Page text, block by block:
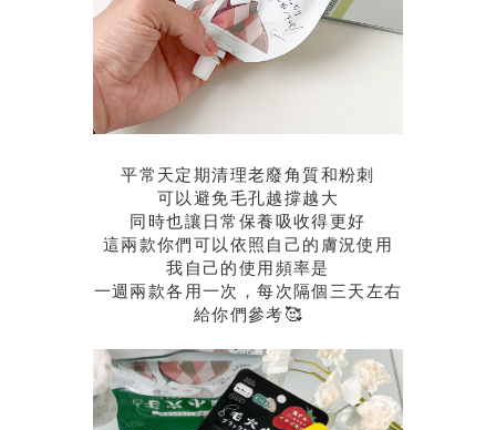
平常天定期清理老廢角質和粉刺
可以避免毛孔越撐越大
同時也讓日常保養吸收得更好
這兩款你們可以依照自己的膚況使用
我自己的使用頻率是
一週兩款各用一次，每次隔個三天左右
給你們參考🥰